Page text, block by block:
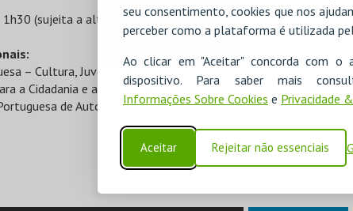
seu consentimento, cookies que nos
perceber como a plataforma é utilizada
Ao clicar em "Aceitar" concorda com o
dispositivo. Para saber mais
Informações Sobre Cookies e Privacidade
Aceitar Rejeitar não essenciais
(sujeita a alterações)
– Cultura, Juventude e Desporto
a Cidadania e a Igualdade de Género
de Autores